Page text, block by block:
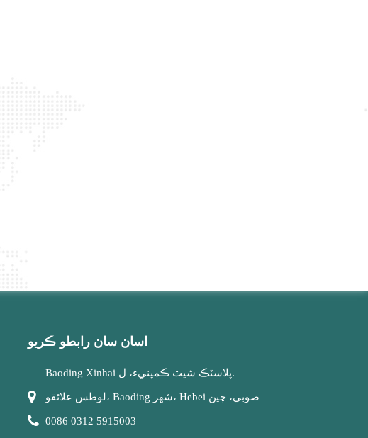
اسان سان رابطو ڪريو
Baoding Xinhai پلاسٽڪ شيٽ ڪمپنيء، ل.
لوطس علائقو، Baoding شهر، Hebei صوبي، چين
0086 0312 5915003